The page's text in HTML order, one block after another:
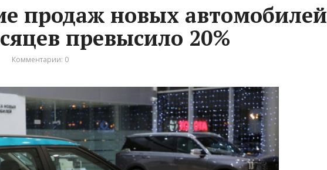
продаж новых автомобилей
превысило 20%
Комментарии: 0